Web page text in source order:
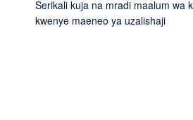
Serikali kuja na mradi maalum wa
kwenye maeneo ya uzalishaji